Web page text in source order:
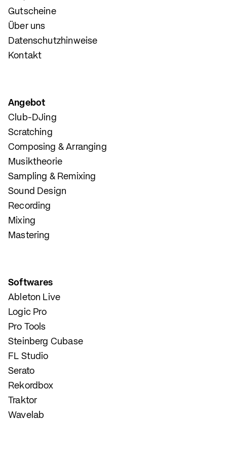
Gutscheine
Über uns
Datenschutzhinweise
Kontakt
Angebot
Club-DJing
Scratching
Composing & Arranging
Musiktheorie
Sampling & Remixing
Sound Design
Recording
Mixing
Mastering
Softwares
Ableton Live
Logic Pro
Pro Tools
Steinberg Cubase
FL Studio
Serato
Rekordbox
Traktor
Wavelab